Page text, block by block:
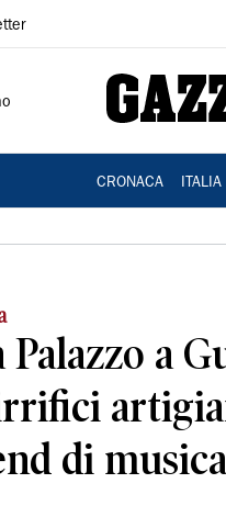
CRONACA ITALIA
a
di musica